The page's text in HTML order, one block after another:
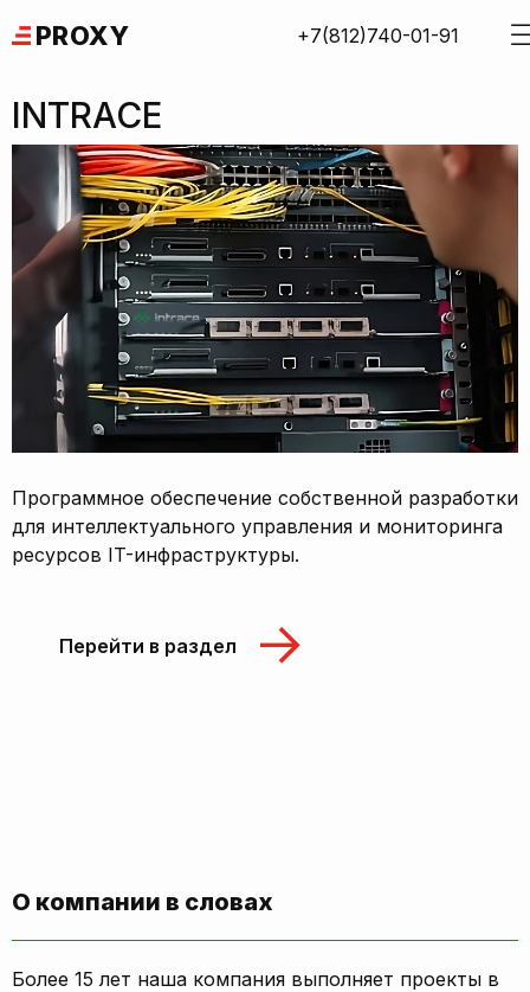
to
PROXY +7(812)740-01-91
INTRACE
Программное обеспечение собственной разработки
для интеллектуального управления и мониторинга
ресурсов IT-инфраструктуры.
Перейти в раздел
О компании в словах
Более 15 лет наша компания выполняет проекты в